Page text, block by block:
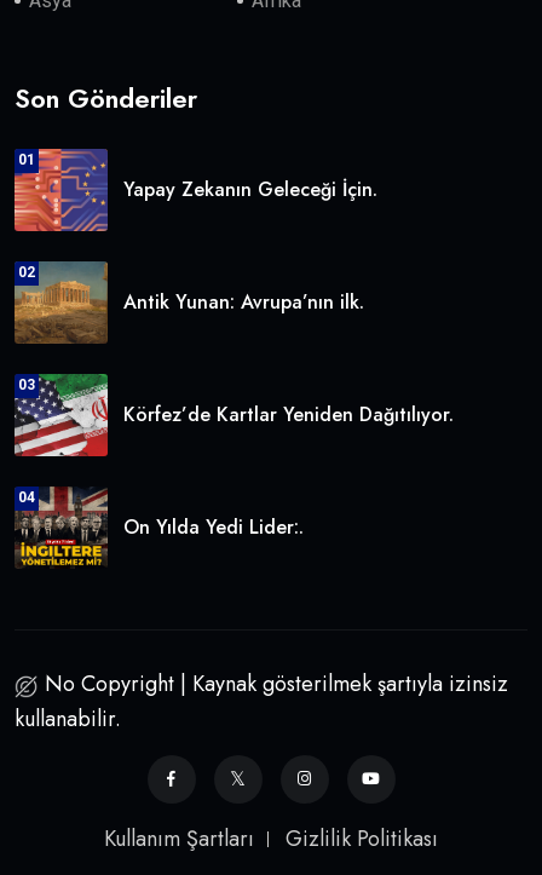
Son Gönderiler
01
Yapay Zekanın Geleceği İçin.
02
Antik Yunan: Avrupa’nın ilk.
03
Körfez’de Kartlar Yeniden Dağıtılıyor.
04
On Yılda Yedi Lider:.
No Copyright | Kaynak gösterilmek şartıyla izinsiz
kullanabilir.
Kullanım Şartları Gizlilik Politikası